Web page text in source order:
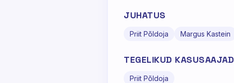
JUHATUS
Priit Põldoja Margus Kastein
TEGELIKUD KASUSAAJAD
Priit Põldoja